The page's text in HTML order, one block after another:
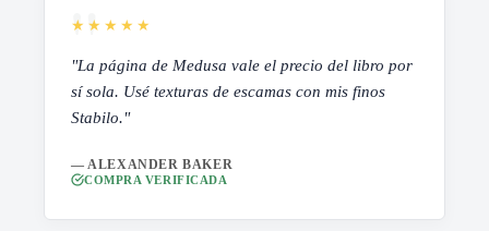
★★★★★
"La página de Medusa vale el precio del libro por
sí sola. Usé texturas de escamas con mis finos
Stabilo."
— ALEXANDER BAKER
COMPRA VERIFICADA